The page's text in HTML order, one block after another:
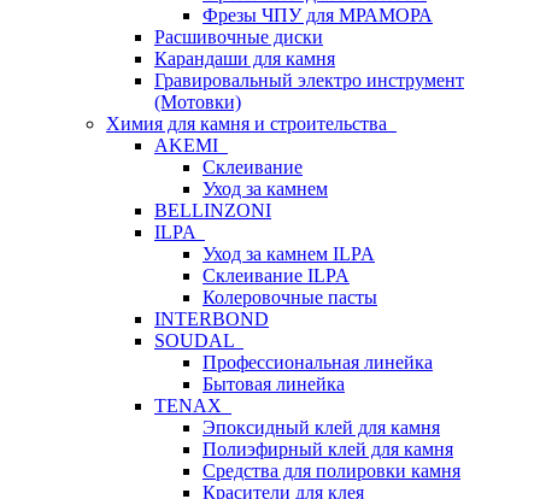
Фрезы ЧПУ для МРАМОРА
Расшивочные диски
Карандаши для камня
Гравировальный электро инструмент
(Мотовки)
Химия для камня и строительства
AKEMI
Склеивание
Уход за камнем
BELLINZONI
ILPA
Уход за камнем ILPA
Склеивание ILPA
Колеровочные пасты
INTERBOND
SOUDAL
Профессиональная линейка
Бытовая линейка
TENAX
Эпоксидный клей для камня
Полиэфирный клей для камня
Средства для полировки камня
Красители для клея